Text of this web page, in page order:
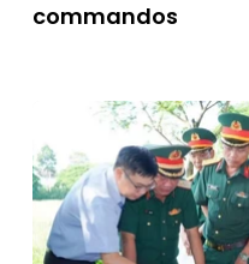
commandos